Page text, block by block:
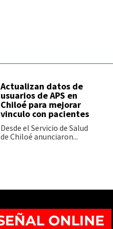
Actualizan datos de
usuarios de APS en
Chiloé para mejorar
vinculo con pacientes
Desde el Servicio de Salud
de Chiloé anunciaron...